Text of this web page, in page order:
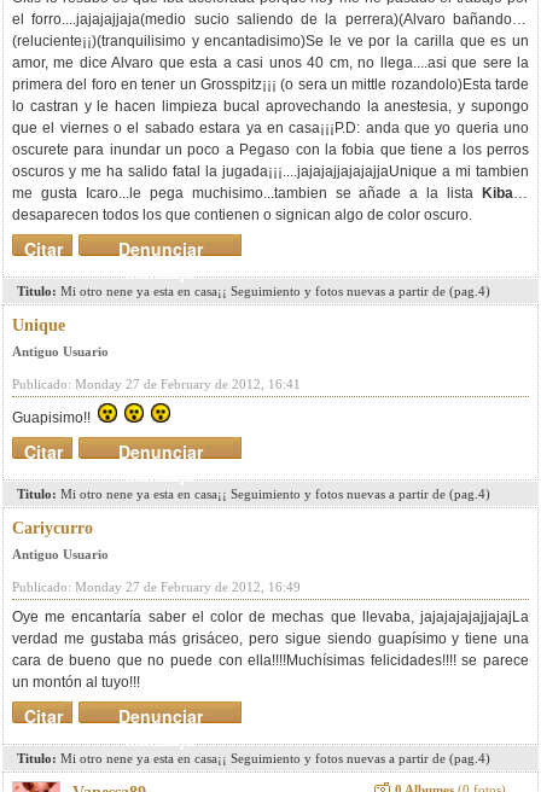
el forro....jajajajjaja(medio sucio saliendo de la perrera)(Alvaro bañandolo)
(reluciente¡¡)(tranquilisimo y encantadisimo)Se le ve por la carilla que es un
amor, me dice Alvaro que esta a casi unos 40 cm, no llega....asi que sere la
primera del foro en tener un Grosspitz¡¡¡ (o sera un mittle rozandolo)Esta tarde
lo castran y le hacen limpieza bucal aprovechando la anestesia, y supongo
que el viernes o el sabado estara ya en casa¡¡¡P.D: anda que yo queria uno
oscurete para inundar un poco a Pegaso con la fobia que tiene a los perros
oscuros y me ha salido fatal la jugada¡¡¡....jajajajjajajajjaUnique a mi tambien
me gusta Icaro...le pega muchisimo...tambien se añade a la lista
Kiba
y
desaparecen todos los que contienen o signican algo de color oscuro.
Denunciar
mensaje
Citar
Titulo: Mi otro nene ya esta en casa¡¡ Seguimiento y fotos nuevas a partir de (pag.4)
Unique
Antiguo Usuario
Publicado: Monday 27 de February de 2012, 16:41
Guapisimo!!
Denunciar
mensaje
Citar
Titulo: Mi otro nene ya esta en casa¡¡ Seguimiento y fotos nuevas a partir de (pag.4)
Cariycurro
Antiguo Usuario
Publicado: Monday 27 de February de 2012, 16:49
Oye me encantaría saber el color de mechas que llevaba, jajajajajajjajajLa
verdad me gustaba más grisáceo, pero sigue siendo guapísimo y tiene una
cara de bueno que no puede con ella!!!!Muchísimas felicidades!!!! se parece
un montón al tuyo!!!
Denunciar
mensaje
Citar
Titulo: Mi otro nene ya esta en casa¡¡ Seguimiento y fotos nuevas a partir de (pag.4)